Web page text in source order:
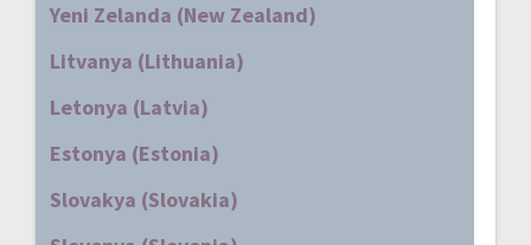
Yeni Zelanda (New Zealand)
Litvanya (Lithuania)
Letonya (Latvia)
Estonya (Estonia)
Slovakya (Slovakia)